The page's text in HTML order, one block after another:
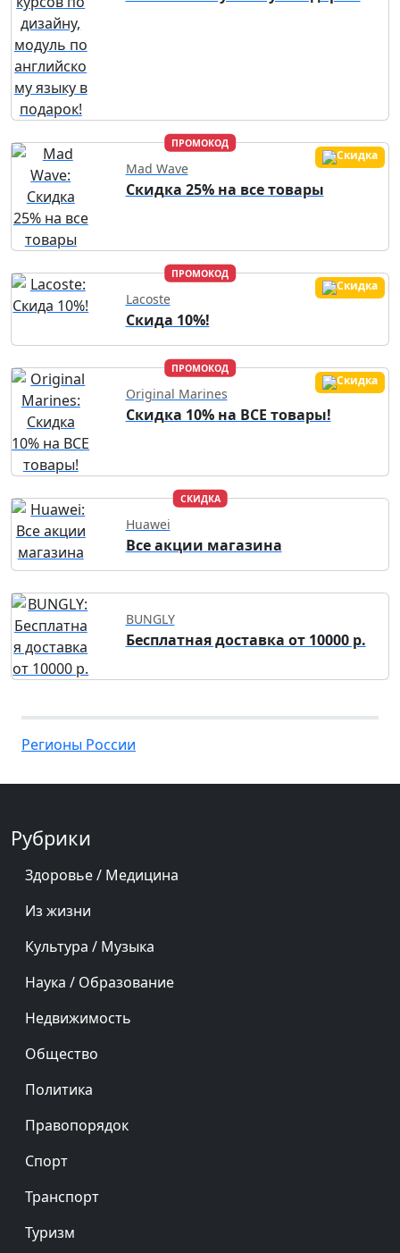
ПРОМОКОД
Mad Wave
Скидка 25% на все товары
ПРОМОКОД
Lacoste
Скида 10%!
ПРОМОКОД
Original Marines
Скидка 10% на ВСЕ товары!
СКИДКА
Huawei
Все акции магазина
BUNGLY
Бесплатная доставка от 10000 р.
Регионы России
Рубрики
Здоровье / Медицина
Из жизни
Культура / Музыка
Наука / Образование
Недвижимость
Общество
Политика
Правопорядок
Спорт
Транспорт
Туризм